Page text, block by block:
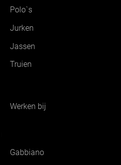
Polo`s
Jurken
Jassen
Truien
Werken bij
Gabbiano